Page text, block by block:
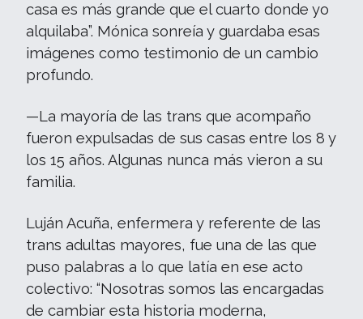
casa es más grande que el cuarto donde yo
alquilaba”. Mónica sonreía y guardaba esas
imágenes como testimonio de un cambio
profundo.
—La mayoría de las trans que acompaño
fueron expulsadas de sus casas entre los 8 y
los 15 años. Algunas nunca más vieron a su
familia.
Luján Acuña, enfermera y referente de las
trans adultas mayores, fue una de las que
puso palabras a lo que latía en ese acto
colectivo: “Nosotras somos las encargadas
de cambiar esta historia moderna,